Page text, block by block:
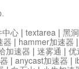
.
中心 | textarea | 黑
器 | hammer加速器
加速器 | 迷雾通 | 优
| anycast加速器 |